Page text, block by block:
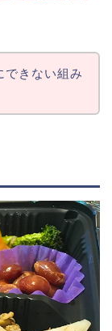
できない組み